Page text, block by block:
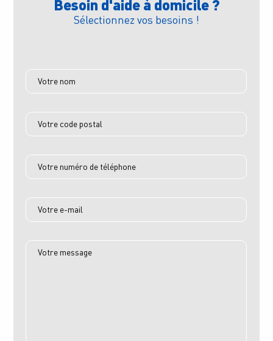
Besoin d'aide à domicile ?
Sélectionnez vos besoins !
Votre nom
Votre code postal
Votre numéro de téléphone
Votre e-mail
Votre message